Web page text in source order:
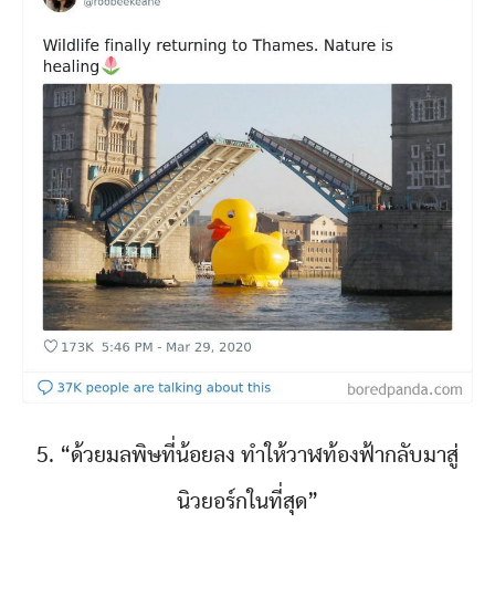
5. “ด้วยมลพิษที่น้อยลง ทำให้วาฬท้องฟ้ากลับมาสู่
นิวยอร์กในที่สุด”